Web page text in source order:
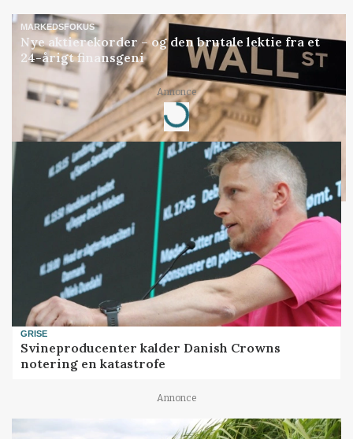
MARKEDSFOKUS
Nye aktierekorder – og den brutale lektie fra et
24-årigt finansgeni
Annonce
Loading...
GRISE
Svineproducenter kalder Danish Crowns
notering en katastrofe
Annonce